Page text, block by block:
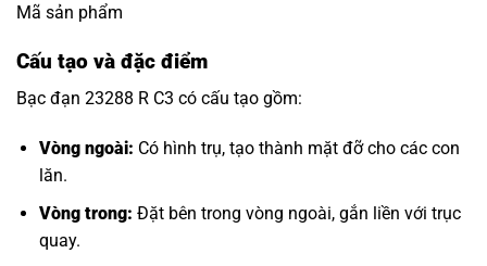
Mã sản phẩm
Cấu tạo và đặc điểm
Bạc đạn 23288 R C3 có cấu tạo gồm:
Vòng ngoài: Có hình trụ, tạo thành mặt đỡ cho các con
lăn.
Vòng trong: Đặt bên trong vòng ngoài, gắn liền với trục
quay.